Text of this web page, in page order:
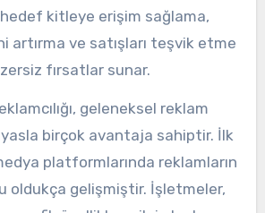
kitleye erişim sağlama,
artırma ve satışları teşvik etme
fırsatlar sunar.
geleneksel reklam
birçok avantaja sahiptir. İlk
platformlarında reklamların
oldukça gelişmiştir. İşletmeler,